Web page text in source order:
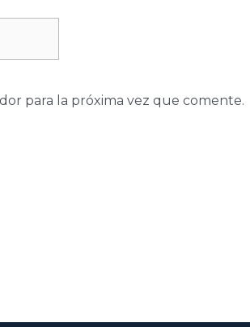
para la próxima vez que comente.